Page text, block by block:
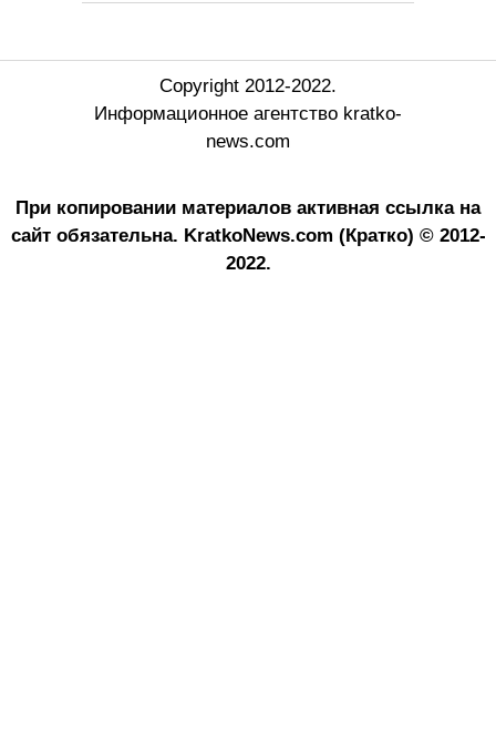
Copyright 2012-2022.
Информационное агентство kratko-
news.com
При копировании материалов активная ссылка на
сайт обязательна. KratkoNews.com (Кратко) © 2012-
2022.